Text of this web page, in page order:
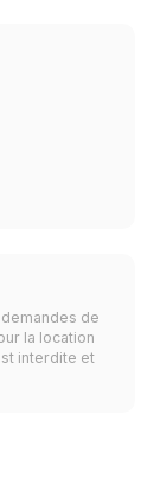
de
la location
interdite et